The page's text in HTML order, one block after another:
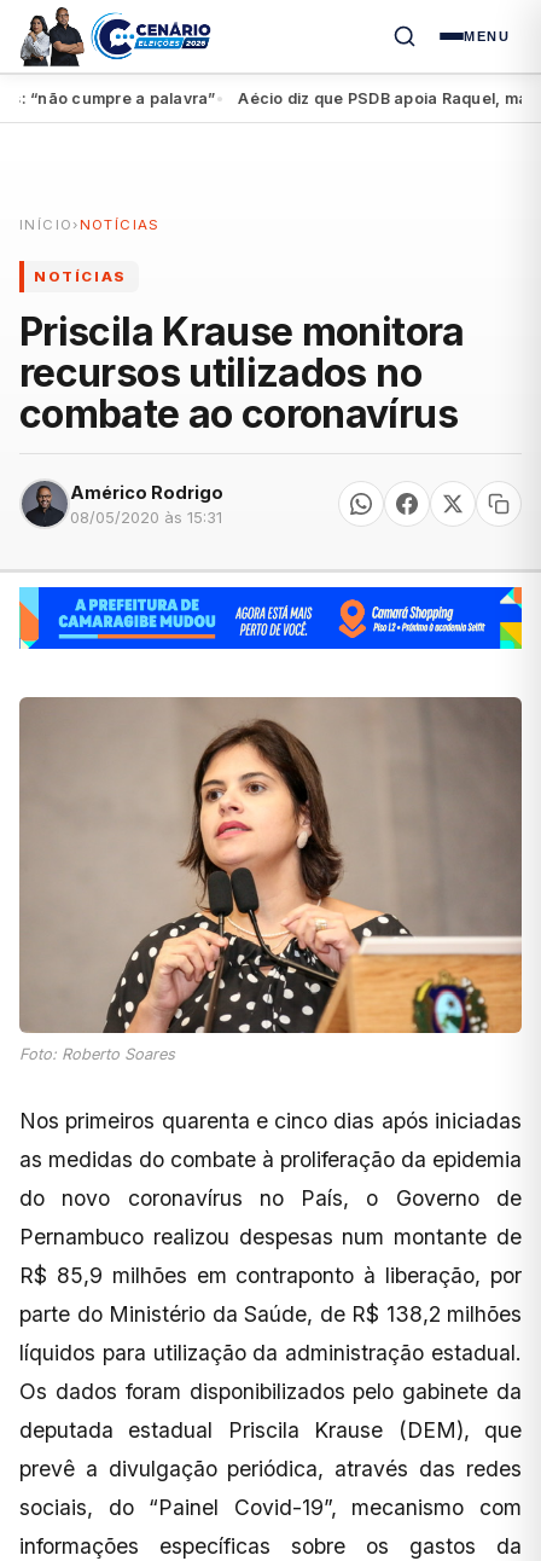
MENU
cumpre a palavra” ● Aécio diz que PSDB apoia Raquel, mas
INÍCIO › NOTÍCIAS
NOTÍCIAS
Priscila Krause monitora
recursos utilizados no
combate ao coronavírus
Américo Rodrigo
08/05/2020 às 15:31
Foto: Roberto Soares
Nos primeiros quarenta e cinco dias após iniciadas
as medidas do combate à proliferação da epidemia
do novo coronavírus no País, o Governo de
Pernambuco realizou despesas num montante de
R$ 85,9 milhões em contraponto à liberação, por
parte do Ministério da Saúde, de R$ 138,2 milhões
líquidos para utilização da administração estadual.
Os dados foram disponibilizados pelo gabinete da
deputada estadual Priscila Krause (DEM), que
prevê a divulgação periódica, através das redes
sociais, do “Painel Covid-19”, mecanismo com
informações específicas sobre os gastos da